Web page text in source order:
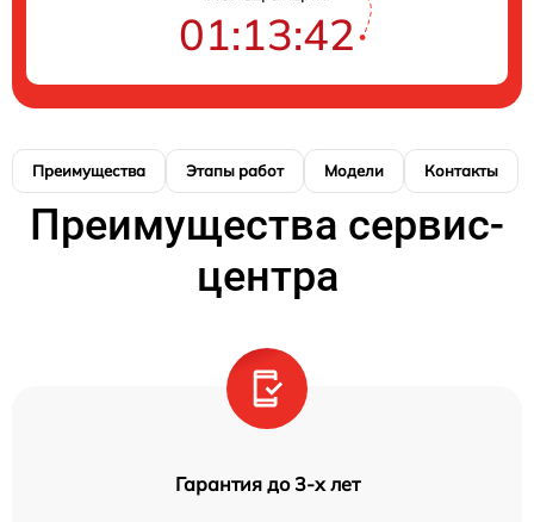
01:13:41
Преимущества Этапы работ Модели Контакты
Преимущества сервис-
центра
Гарантия до 3-х лет